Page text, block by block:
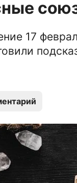
17